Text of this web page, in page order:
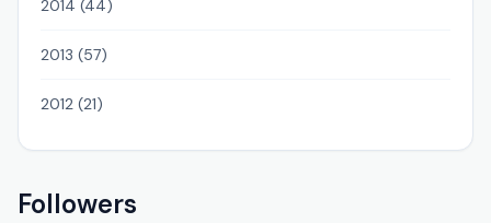
2014 (44)
2013 (57)
2012 (21)
Followers